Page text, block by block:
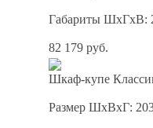
Габариты ШхГхВ:
82 179 руб.
Шкаф-купе
Размер ШхВхГ: